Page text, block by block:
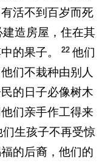
活不到百岁而死
建造房屋，住在其
的果子。
22 他们
们不栽种由别人
的日子必像树木
们亲手作工得来
生孩子不再受惊
的后裔，他们的